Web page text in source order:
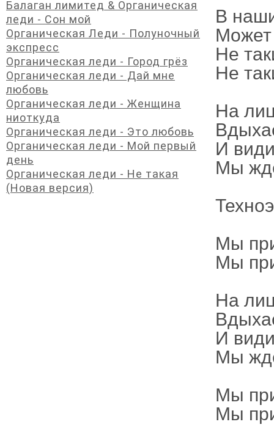
В
Не
Не
На
И
Мы
Мы
Мы
На
И
Мы
Мы
Мы
Балаган лимитед & Органическая
леди - Сон мой
Органическая Леди - Полуночный
экспресс
Органическая леди - Город грёз
Органическая леди - Дай мне
любовь
Органическая леди - Женщина
ниоткуда
Органическая леди - Это любовь
Органическая леди - Мой первый
день
Органическая леди - Не такая
(Новая версия)